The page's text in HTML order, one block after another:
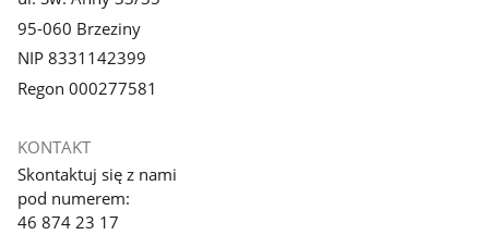
95-060 Brzeziny
NIP 8331142399
Regon 000277581
KONTAKT
Skontaktuj się z nami
pod numerem:
46 874 23 17